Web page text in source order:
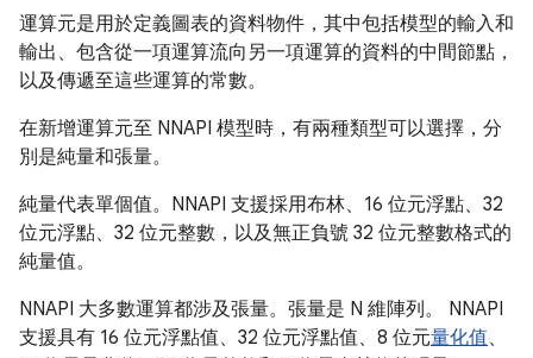
運算元是用於定義圖表的資料物件，其中包括模型的輸入和
輸出、包含從一項運算流向另一項運算的資料的中間節點，
以及傳遞至這些運算的常數。
在新增運算元至 NNAPI 模型時，有兩種類型可以選擇，分
別是純量和張量。
純量代表單個值。NNAPI 支援採用布林、16 位元浮點、32
位元浮點、32 位元整數，以及無正負號 32 位元整數格式的
純量值。
NNAPI 大多數運算都涉及張量。張量是 N 維陣列。 NNAPI
支援具有 16 位元浮點值、32 位元浮點值、8 位元量化值、